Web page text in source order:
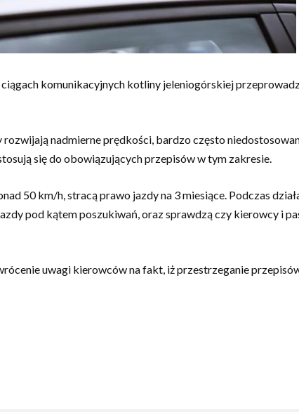
komunikacyjnych kotliny jeleniogórskiej
nadmierne prędkości, bardzo często
się do obowiązujących przepisów w tym zakresie.
50 km/h, stracą prawo jazdy na 3 miesiące. Podczas
pod kątem poszukiwań, oraz sprawdzą czy kierowcy i
uwagi kierowców na fakt, iż przestrzeganie